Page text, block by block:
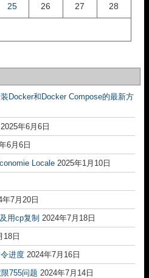
25 26 27 28
Docker和Docker Compose的最新方
2025年6月6日
6月6日
Locale 2025年1月10日
年7月20日
用cp复制 2024年7月18日
18日
进度 2024年7月16日
755问题 2024年7月14日